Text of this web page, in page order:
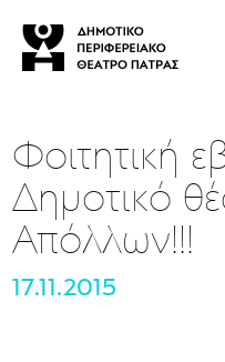
Φοιτητική
Δημοτικό
Απόλλων!!!
17.11.2015